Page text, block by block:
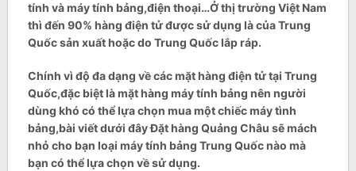
tính và máy tính bảng,điện thoại…Ở thị trường Việt Nam
thì đến 90% hàng điện tử được sử dụng là của Trung
Quốc sản xuất hoặc do Trung Quốc lắp ráp.
Chính vì độ đa dạng về các mặt hàng điện tử tại Trung
Quốc,đặc biệt là mặt hàng máy tính bảng nên người
dùng khó có thể lựa chọn mua một chiếc máy tình
bảng,bài viết dưới đây Đặt hàng Quảng Châu sẽ mách
nhỏ cho bạn loại máy tính bảng Trung Quốc nào mà
bạn có thể lựa chọn về sử dụng.